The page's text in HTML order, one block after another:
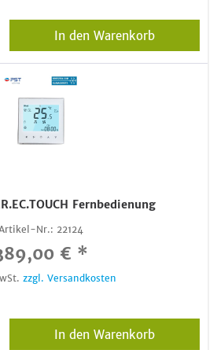
In den Warenkorb
Fernbedienung
Nr.: 22124
€ *
zzgl. Versandkosten
In den Warenkorb